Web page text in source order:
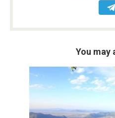
You may